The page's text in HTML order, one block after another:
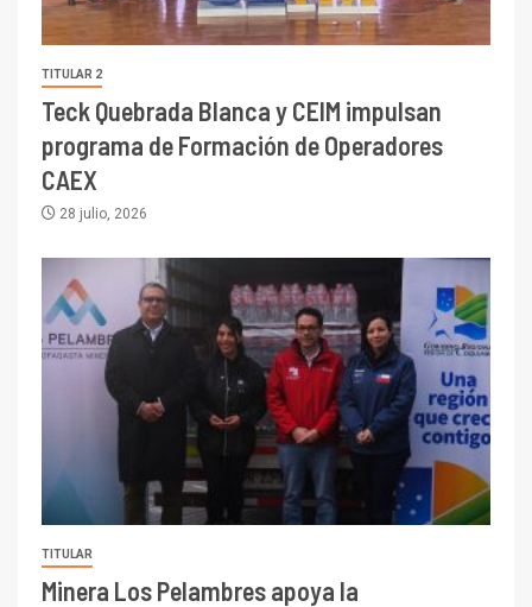
TITULAR 2
Teck Quebrada Blanca y CEIM impulsan
programa de Formación de Operadores
CAEX
28 julio, 2026
TITULAR
Minera Los Pelambres apoya la